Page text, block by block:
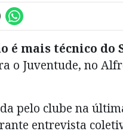
é mais técnico do
o Juventude, no
pelo clube na
entrevista